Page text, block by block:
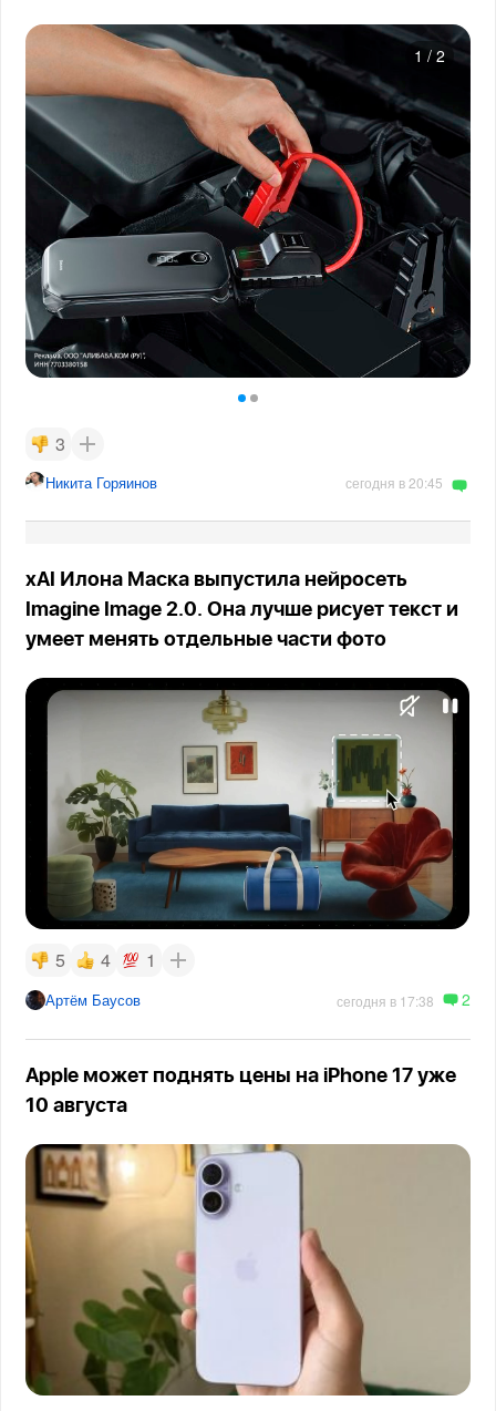
1 / 2
3
Никита Горяинов сегодня в 20:45
xAI Илона Маска выпустила нейросеть
Imagine Image 2.0. Она лучше рисует текст и
умеет менять отдельные части фото
5 4 1
Артём Баусов сегодня в 17:38 2
Apple может поднять цены на iPhone 17 уже
10 августа